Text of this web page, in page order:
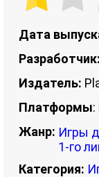
Дата
Разработчик:
Издатель:
Платформы:
Жанр: Игры
1-го
Категория: